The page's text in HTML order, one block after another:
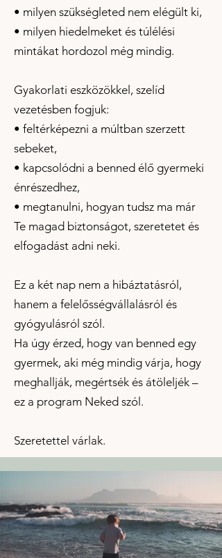
• milyen szükségleted nem elégült ki,
• milyen hiedelmeket és túlélési
mintákat hordozol még mindig.
Gyakorlati eszközökkel, szelíd
vezetésben fogjuk:
• feltérképezni a múltban szerzett
sebeket,
• kapcsolódni a benned élő gyermeki
énrészedhez,
• megtanulni, hogyan tudsz ma már
Te magad biztonságot, szeretetet és
elfogadást adni neki.
Ez a két nap nem a hibáztatásról,
hanem a felelősségvállalásról és
gyógyulásról szól.
Ha úgy érzed, hogy van benned egy
gyermek, aki még mindig várja, hogy
meghallják, megértsék és átöleljék –
ez a program Neked szól.
Szeretettel várlak.